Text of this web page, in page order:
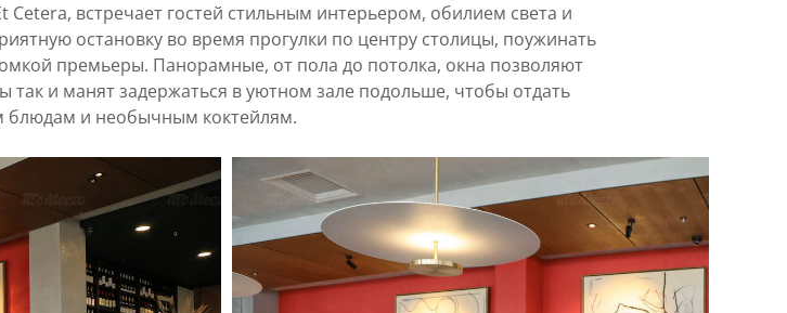
встречает гостей стильным интерьером, обилием света и
остановку во время прогулки по центру столицы, поужинать
премьеры. Панорамные, от пола до потолка, окна позволяют
и манят задержаться в уютном зале подольше, чтобы отдать
и необычным коктейлям.